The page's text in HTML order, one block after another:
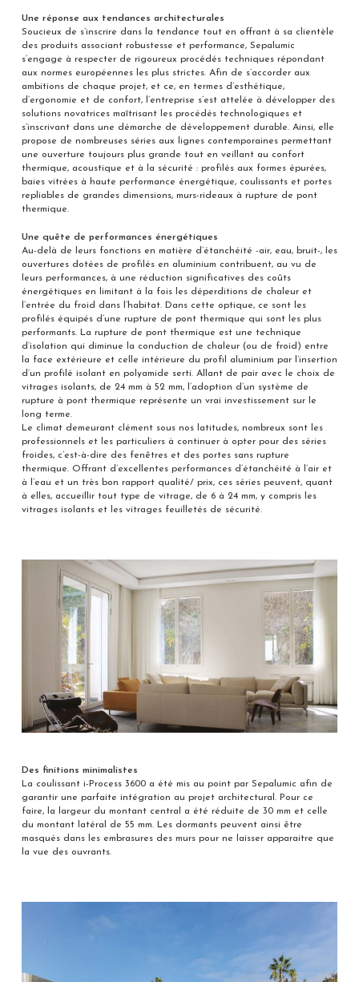
Une réponse aux tendances architecturales
Soucieux de s’inscrire dans la tendance tout en offrant à sa clientèle
des produits associant robustesse et performance, Sepalumic
s’engage à respecter de rigoureux procédés techniques répondant
aux normes européennes les plus strictes. Afin de s’accorder aux
ambitions de chaque projet, et ce, en termes d’esthétique,
d’ergonomie et de confort, l’entreprise s’est attelée à développer des
solutions novatrices maîtrisant les procédés technologiques et
s’inscrivant dans une démarche de développement durable. Ainsi, elle
propose de nombreuses séries aux lignes contemporaines permettant
une ouverture toujours plus grande tout en veillant au confort
thermique, acoustique et à la sécurité : profilés aux formes épurées,
baies vitrées à haute performance énergétique, coulissants et portes
repliables de grandes dimensions, murs-rideaux à rupture de pont
thermique.
Une quête de performances énergétiques
Au-delà de leurs fonctions en matière d’étanchéité -air, eau, bruit-, les
ouvertures dotées de profilés en aluminium contribuent, au vu de
leurs performances, à une réduction significatives des coûts
énergétiques en limitant à la fois les déperditions de chaleur et
l’entrée du froid dans l’habitat. Dans cette optique, ce sont les
profilés équipés d’une rupture de pont thermique qui sont les plus
performants. La rupture de pont thermique est une technique
d’isolation qui diminue la conduction de chaleur (ou de froid) entre
la face extérieure et celle intérieure du profil aluminium par l’insertion
d’un profilé isolant en polyamide serti. Allant de pair avec le choix de
vitrages isolants, de 24 mm à 52 mm, l’adoption d’un système de
rupture à pont thermique représente un vrai investissement sur le
long terme.
Le climat demeurant clément sous nos latitudes, nombreux sont les
professionnels et les particuliers à continuer à opter pour des séries
froides, c’est-à-dire des fenêtres et des portes sans rupture
thermique. Offrant d’excellentes performances d’étanchéité à l’air et
à l’eau et un très bon rapport qualité/ prix, ces séries peuvent, quant
à elles, accueillir tout type de vitrage, de 6 à 24 mm, y compris les
vitrages isolants et les vitrages feuilletés de sécurité.
Des finitions minimalistes
La coulissant i-Process 3600 a été mis au point par Sepalumic afin de
garantir une parfaite intégration au projet architectural. Pour ce
faire, la largeur du montant central a été réduite de 30 mm et celle
du montant latéral de 55 mm. Les dormants peuvent ainsi être
masqués dans les embrasures des murs pour ne laisser apparaitre que
la vue des ouvrants.